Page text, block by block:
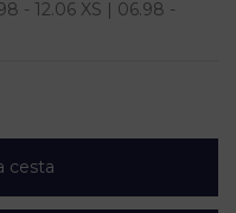
- 12.06 XS | 06.98 -
cesta